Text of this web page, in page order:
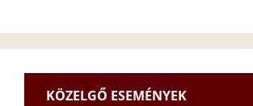
KÖZELGŐ ESEMÉNYEK